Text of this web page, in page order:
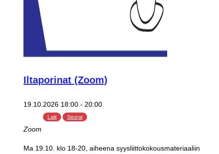
Iltaporinat (Zoom)
19.10.2026 18:00 - 20:00
Lajit Seurat
Zoom
Ma 19.10. klo 18-20, aiheena syysliittokokousmateriaaliin